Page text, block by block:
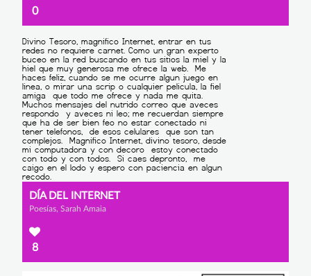
0
DÍA DEL INTERNET
Poesías, Sarah Amaia
8